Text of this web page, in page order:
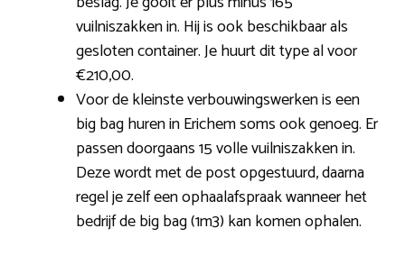
vuilniszakken in. Hij is ook beschikbaar als
gesloten container. Je huurt dit type al voor
€210,00.
Voor de kleinste verbouwingswerken is een
big bag huren in Erichem soms ook genoeg. Er
passen doorgaans 15 volle vuilniszakken in.
Deze wordt met de post opgestuurd, daarna
regel je zelf een ophaalafspraak wanneer het
bedrijf de big bag (1m3) kan komen ophalen.